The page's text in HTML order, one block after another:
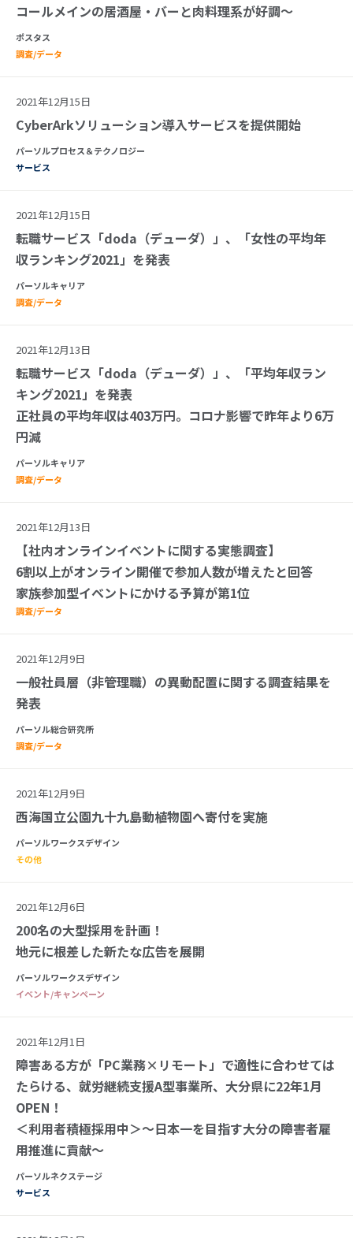
コールメインの居酒屋・バーと肉料理系が好調～
ポスタス
調査/データ
2021年12月15日
CyberArkソリューション導入サービスを提供開始
パーソルプロセス＆テクノロジー
サービス
2021年12月15日
転職サービス「doda（デューダ）」、「女性の平均年
収ランキング2021」を発表
パーソルキャリア
調査/データ
2021年12月13日
転職サービス「doda（デューダ）」、「平均年収ラン
キング2021」を発表
正社員の平均年収は403万円。コロナ影響で昨年より6万
円減
パーソルキャリア
調査/データ
2021年12月13日
【社内オンラインイベントに関する実態調査】
6割以上がオンライン開催で参加人数が増えたと回答
家族参加型イベントにかける予算が第1位
調査/データ
2021年12月9日
一般社員層（非管理職）の異動配置に関する調査結果を
発表
パーソル総合研究所
調査/データ
2021年12月9日
西海国立公園九十九島動植物園へ寄付を実施
パーソルワークスデザイン
その他
2021年12月6日
200名の大型採用を計画！
地元に根差した新たな広告を展開
パーソルワークスデザイン
イベント/キャンペーン
2021年12月1日
障害ある方が「PC業務×リモート」で適性に合わせては
たらける、就労継続支援A型事業所、大分県に22年1月
OPEN！
＜利用者積極採用中＞～日本一を目指す大分の障害者雇
用推進に貢献～
パーソルネクステージ
サービス